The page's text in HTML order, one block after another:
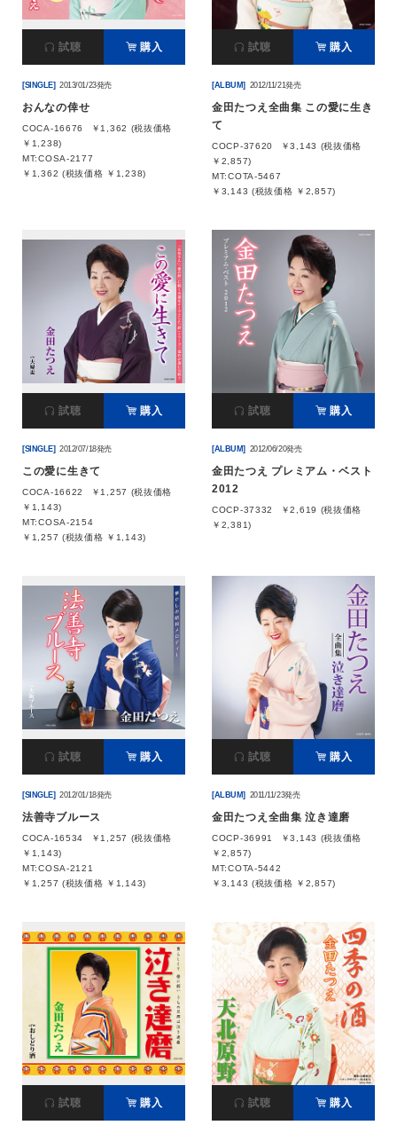
試聴 購入
[SINGLE] 2013/01/23発売
おんなの倖せ
COCA-16676
￥1,362 (税抜価格
￥1,238)
MT:COSA-2177
￥1,362 (税抜価格 ￥1,238)
試聴 購入
[ALBUM] 2012/11/21発売
金田たつえ全曲集 この愛に生き
て
COCP-37620
￥3,143 (税抜価格
￥2,857)
MT:COTA-5467
￥3,143 (税抜価格 ￥2,857)
試聴 購入
[SINGLE] 2012/07/18発売
この愛に生きて
COCA-16622
￥1,257 (税抜価格
￥1,143)
MT:COSA-2154
￥1,257 (税抜価格 ￥1,143)
試聴 購入
[ALBUM] 2012/06/20発売
金田たつえ プレミアム・ベスト
2012
COCP-37332
￥2,619 (税抜価格
￥2,381)
試聴 購入
[SINGLE] 2012/01/18発売
法善寺ブルース
COCA-16534
￥1,257 (税抜価格
￥1,143)
MT:COSA-2121
￥1,257 (税抜価格 ￥1,143)
試聴 購入
[ALBUM] 2011/11/23発売
金田たつえ全曲集 泣き達磨
COCP-36991
￥3,143 (税抜価格
￥2,857)
MT:COTA-5442
￥3,143 (税抜価格 ￥2,857)
試聴 購入 試聴 購入